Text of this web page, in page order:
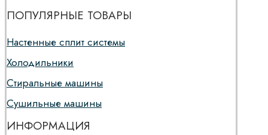
ПОПУЛЯРНЫЕ ТОВАРЫ
Настенные сплит системы
Холодильники
Стиральные машины
Сушильные машины
ИНФОРМАЦИЯ